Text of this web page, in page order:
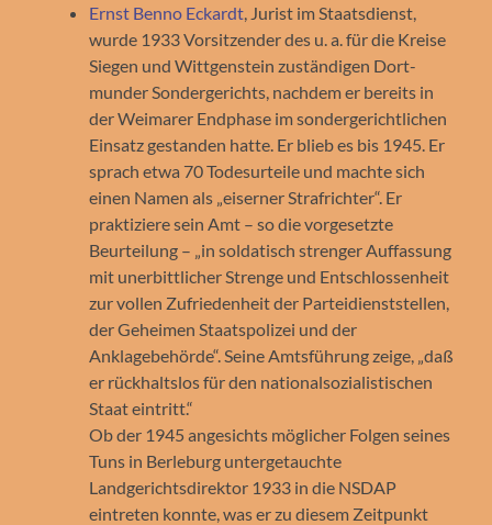
Ernst Benno Eckardt , Jurist im Staatsdienst,
wurde 1933 Vorsitzender des u. a. für die Kreise
Sie­gen und Wittgenstein zu­stän­di­gen Dort­
munder Sondergerichts, nachdem er bereits in
der Weimarer Endphase im sondergerichtlichen
Einsatz gestanden hatte. Er blieb es bis 1945. Er
sprach etwa 70 To­des­ur­teile und machte sich
einen Namen als „eiserner Strafrichter“. Er
praktiziere sein Amt – so die vorgesetzte
Beurteilung – „in soldatisch strenger Auffassung
mit unerbittlicher Strenge und Entschlossenheit
zur vollen Zufriedenheit der Parteidienststellen,
der Geheimen Staatspolizei und der
Anklagebehörde“. Seine Amtsführung zeige, „daß
er rückhaltslos für den nationalsozialistischen
Staat eintritt.“
Ob der 1945 angesichts möglicher Folgen seines
Tuns in Berleburg untergetauchte
Landgerichtsdirektor 1933 in die NSDAP
eintreten konnte, was er zu diesem Zeitpunkt